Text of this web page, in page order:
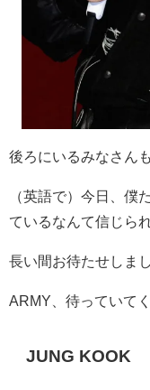
後ろにいるみなさん
（英語で）今日、僕
ているなんて信じら
長い間お待たせしま
ARMY 、待っていて
JUNG KOOK